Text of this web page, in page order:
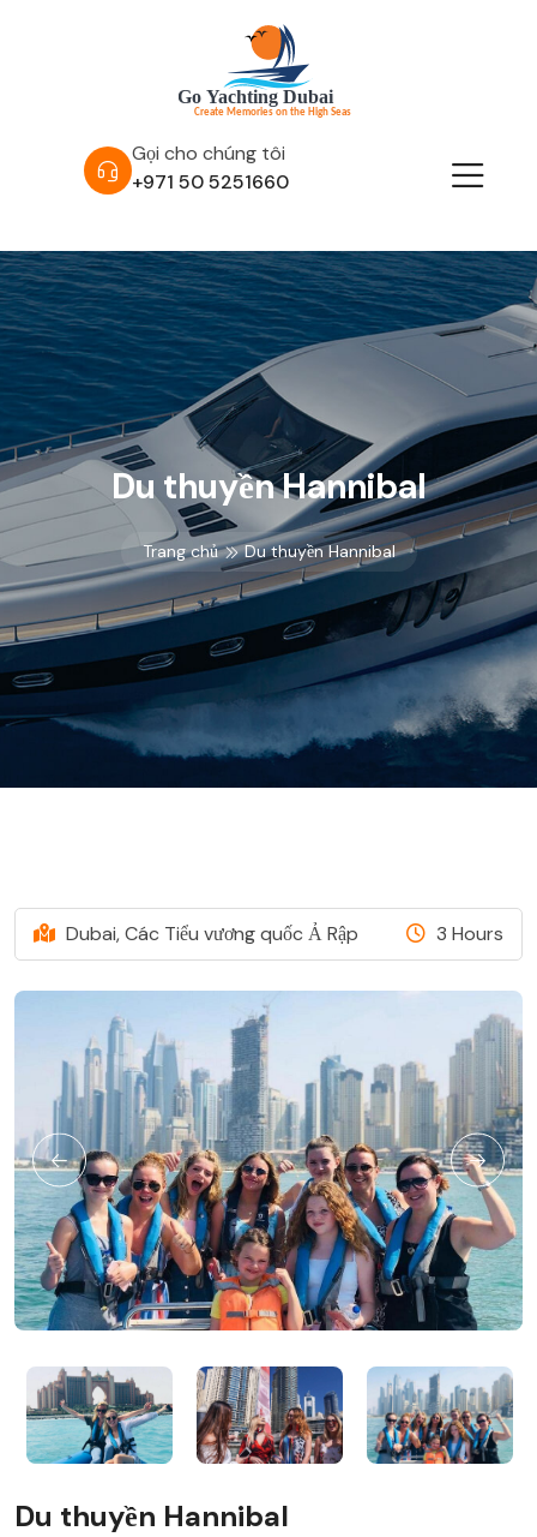
Gọi cho chúng tôi
+971 50 5251660
Du thuyền Hannibal
Trang chủ Du thuyền Hannibal
Dubai, Các Tiểu vương quốc Ả Rập 3 Hours
Du thuyền Hannibal